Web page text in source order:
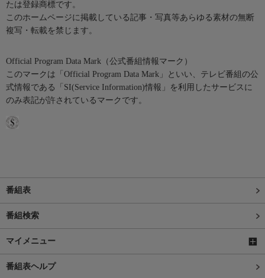
たは登録商標です。
このホームページに掲載している記事・写真等あらゆる素材の無断
複写・転載を禁じます。
Official Program Data Mark（公式番組情報マーク）
このマークは「Official Program Data Mark」といい、テレビ番組の公
式情報である「SI(Service Information)情報」を利用したサービスに
のみ表記が許されているマークです。
番組表
番組検索
マイメニュー
番組表ヘルプ